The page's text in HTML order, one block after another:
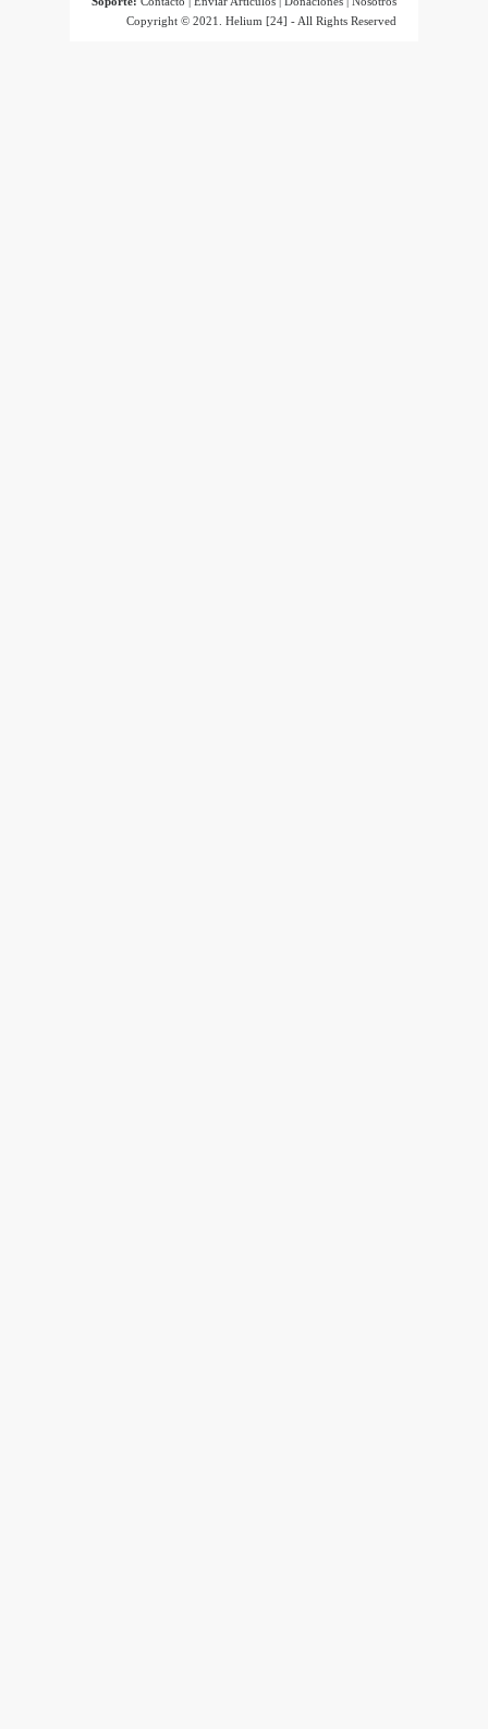
Copyright © 2021. Helium [24] - All Rights Reserved